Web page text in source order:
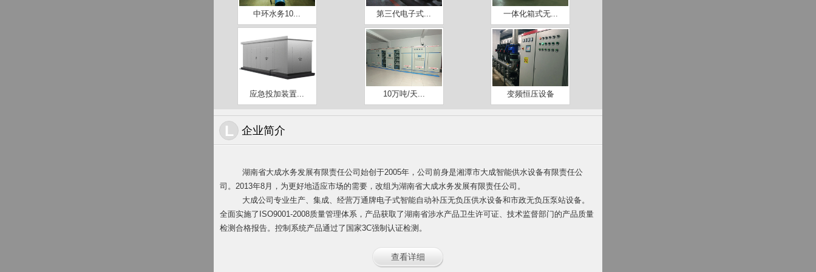
中环水务10... 第三代电子式... 一体化箱式无...
应急投加装置... 10万吨/天... 变频恒压设备
L 企业简介
湖南省大成水务发展有限责任公司始创于2005年，公司前身是湘潭市大成智能供水设备有限责任公
司。2013年8月，为更好地适应市场的需要，改组为湖南省大成水务发展有限责任公司。
大成公司专业生产、集成、经营万通牌电子式智能自动补压无负压供水设备和市政无负压泵站设备。
全面实施了ISO9001-2008质量管理体系，产品获取了湖南省涉水产品卫生许可证、技术监督部门的产品质量
检测合格报告。控制系统产品通过了国家3C强制认证检测。
查看详细